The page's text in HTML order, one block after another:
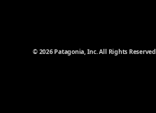
© 2026 Patagonia, Inc. All Rights